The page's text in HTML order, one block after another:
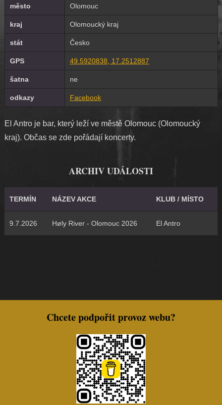
město Olomouc
kraj Olomoucký kraj
stát Česko
GPS 49.5920838, 17.2512887
šatna ne
odkazy Facebook
El Antro je bar, který leží ve městě Olomouc (Olomoucký
kraj). Občas se zde pořádají koncerty.
ARCHIV UDÁLOSTI
TERMÍN NÁZEV AKCE KLUB / MÍSTO
9.7.2026 Høly River - Olomouc 2026 El Antro
Chcete podpořit provoz webu?